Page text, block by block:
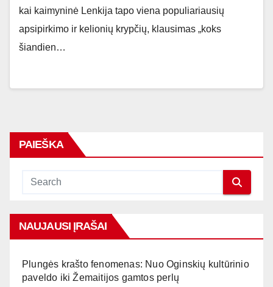
kai kaimyninė Lenkija tapo viena populiariausių
apsipirkimo ir kelionių krypčių, klausimas „koks
šiandien…
PAIEŠKA
NAUJAUSI ĮRAŠAI
Plungės krašto fenomenas: Nuo Oginskių kultūrinio
paveldo iki Žemaitijos gamtos perlų